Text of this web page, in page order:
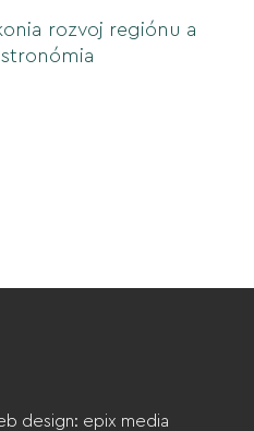
rozvoj regiónu a
design: epix media